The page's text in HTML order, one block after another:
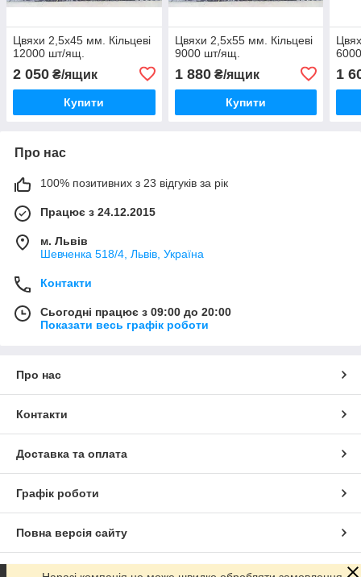
Цвяхи 2,5х45 мм. Кільцеві
12000 шт/ящ.
2 050 ₴/ящик
Купити
Цвяхи 2,5х55 мм. Кільцеві
9000 шт/ящ.
1 880₴/ящик
Купити
1
Про нас
100% позитивних з 23 відгуків за рік
Працює з 24.12.2015
м. Львів
Шевченка 518/4, Львів, Україна
Контакти
Сьогодні працює з 09:00 до 20:00
Показати весь графік роботи
Про нас
Контакти
Доставка та оплата
Графік роботи
Повна версія сайту
Сайт створено на маркетплейсі Prom.ua